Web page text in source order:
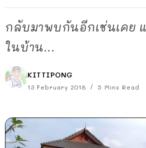
กลับมาพบกันอีกเช่นเคย
ในบ้าน...
KITTIPONG
13 February 2018 5 Mins Read